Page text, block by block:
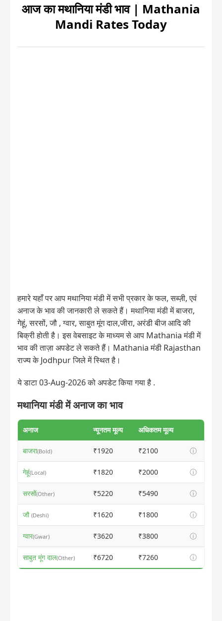
आज का मथानिया मंडी भाव | Mathania
Mandi Rates Today
हमारे यहाँ पर आप मथानिया मंडी में सभी प्रकार के फल, सब्ज़ी, एवं
अनाज के भाव की जानकारी ले सकते हैं। मथानिया मंडी में बाजरा,
गेहूं, सरसों, जौ , ग्वार, साबुत मूंग दाल,जीरा, अरंडी बीज आदि की
बिक्री होती है। इस वेबसाइट के माध्यम से आप Mathania मंडी में
भाव की ताज़ा अपडेट ले सकते हैं। Mathania मंडी Rajasthan
राज्य के Jodhpur जिले में स्थित है।
ये डाटा 03-Aug-2026 को अपडेट किया गया है .
मथानिया मंडी में अनाज का भाव
अनाज न्यूनतम मूल्य अधिकतम मूल्य
बाजरा(Bold) ₹1920 ₹2100 ⓘ
गेहूं(Local) ₹1820 ₹2000 ⓘ
सरसों(Other) ₹5220 ₹5490 ⓘ
जौ (Deshi) ₹1620 ₹1800 ⓘ
ग्वार(Gwar) ₹3620 ₹3800 ⓘ
साबुत मूंग दाल(Other) ₹6720 ₹7260 ⓘ